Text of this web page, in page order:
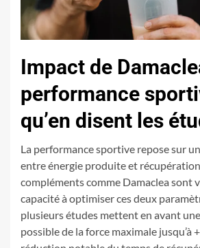
Impact de
performance
qu’en disent les
La performance sportive repose sur
entre énergie produite et récupération
compléments comme Damaclea sont
capacité à optimiser ces deux
plusieurs études mettent en avant
possible de la force maximale jusqu’à